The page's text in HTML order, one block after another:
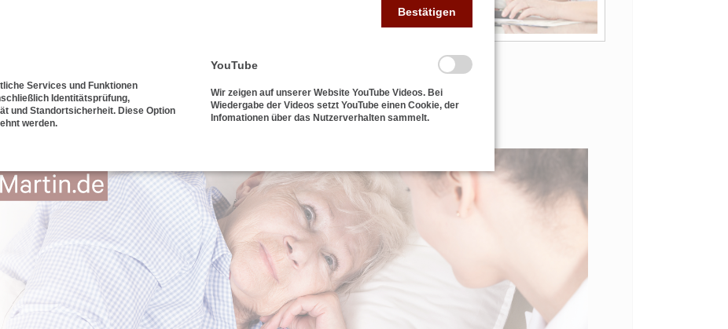
>
Bestätigen
Services und Funktionen
Identitätsprüfung,
und Standortsicherheit. Diese Option
werden.
YouTube
Wir zeigen auf unserer Website YouTube Videos. Bei
Wiedergabe der Videos setzt YouTube einen Cookie, der
Infomationen über das Nutzerverhalten sammelt.